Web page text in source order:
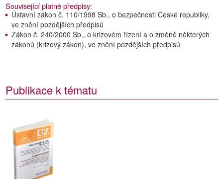
Související platné předpisy:
Ústavní zákon č. 110/1998 Sb., o bezpečnosti České republiky,
ve znění pozdějších předpisů
Zákon č. 240/2000 Sb., o krizovém řízení a o změně některých
zákonů (krizový zákon), ve znění pozdějších předpisů
Publikace k tématu